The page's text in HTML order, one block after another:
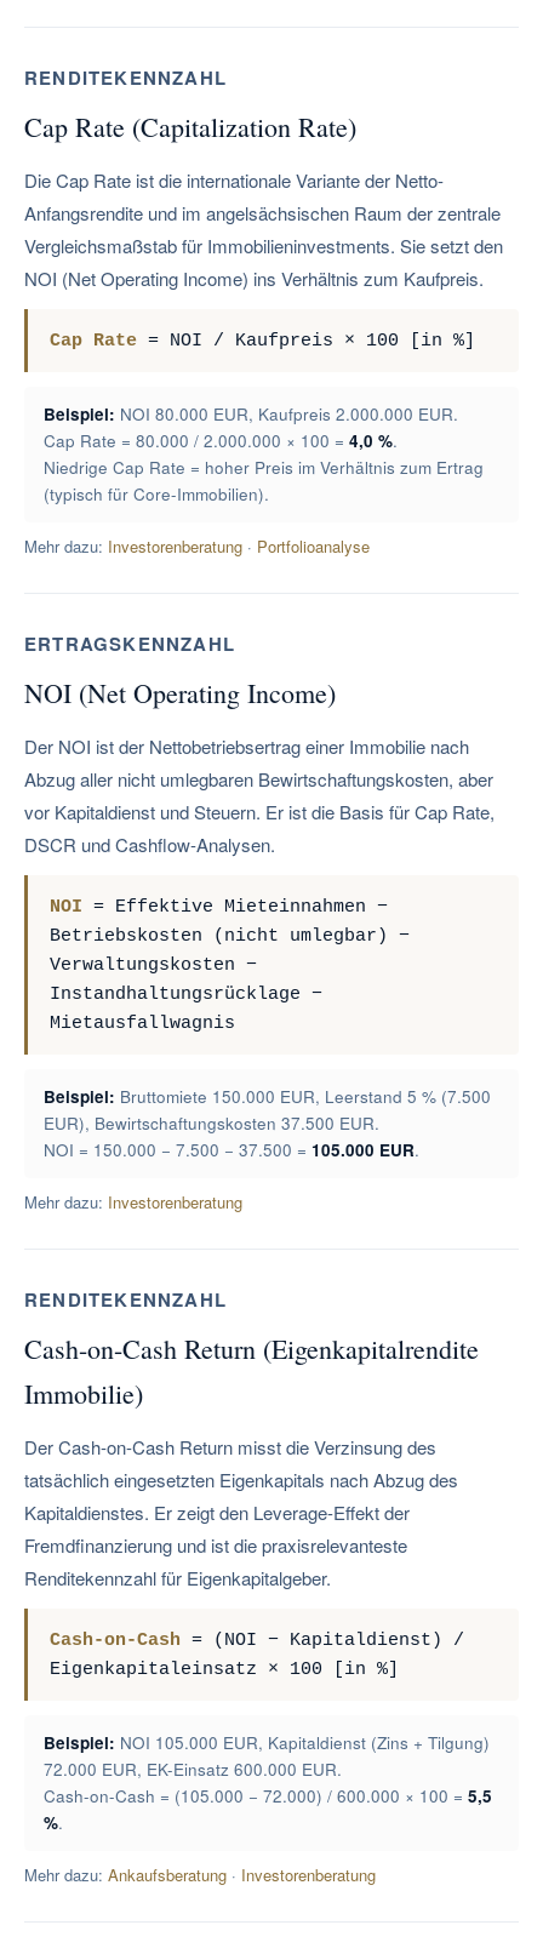
RENDITEKENNZAHL
Cap Rate (Capitalization Rate)
Die Cap Rate ist die internationale Variante der Netto-
Anfangsrendite und im angelsächsischen Raum der zentrale
Vergleichsmaßstab für Immobilieninvestments. Sie setzt den
NOI (Net Operating Income) ins Verhältnis zum Kaufpreis.
Cap Rate = NOI / Kaufpreis × 100 [in %]
Beispiel: NOI 80.000 EUR, Kaufpreis 2.000.000 EUR.
Cap Rate = 80.000 / 2.000.000 × 100 = 4,0 %.
Niedrige Cap Rate = hoher Preis im Verhältnis zum Ertrag
(typisch für Core-Immobilien).
Mehr dazu: Investorenberatung · Portfolioanalyse
ERTRAGSKENNZAHL
NOI (Net Operating Income)
Der NOI ist der Nettobetriebsertrag einer Immobilie nach
Abzug aller nicht umlegbaren Bewirtschaftungskosten, aber
vor Kapitaldienst und Steuern. Er ist die Basis für Cap Rate,
DSCR und Cashflow-Analysen.
NOI = Effektive Mieteinnahmen −
Betriebskosten (nicht umlegbar) −
Verwaltungskosten −
Instandhaltungsrücklage −
Mietausfallwagnis
Beispiel: Bruttomiete 150.000 EUR, Leerstand 5 % (7.500
EUR), Bewirtschaftungskosten 37.500 EUR.
NOI = 150.000 − 7.500 − 37.500 = 105.000 EUR.
Mehr dazu: Investorenberatung
RENDITEKENNZAHL
Cash-on-Cash Return (Eigenkapitalrendite
Immobilie)
Der Cash-on-Cash Return misst die Verzinsung des
tatsächlich eingesetzten Eigenkapitals nach Abzug des
Kapitaldienstes. Er zeigt den Leverage-Effekt der
Fremdfinanzierung und ist die praxisrelevanteste
Renditekennzahl für Eigenkapitalgeber.
Cash-on-Cash = (NOI − Kapitaldienst) /
Eigenkapitaleinsatz × 100 [in %]
Beispiel: NOI 105.000 EUR, Kapitaldienst (Zins + Tilgung)
72.000 EUR, EK-Einsatz 600.000 EUR.
Cash-on-Cash = (105.000 − 72.000) / 600.000 × 100 = 5,5
%.
Mehr dazu: Ankaufsberatung · Investorenberatung